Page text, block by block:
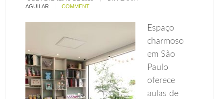
AGUILAR
COMMENT
Espaço
charmoso
em São
Paulo
oferece
aulas de